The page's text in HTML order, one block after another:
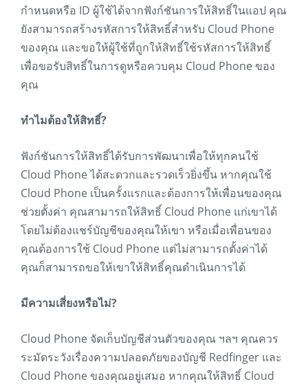
กำหนดหรือ ID ผู้ใช้ได้จากฟังก์ชันการให้สิทธิ์ในแอป คุณ
ยังสามารถสร้างรหัสการให้สิทธิ์สำหรับ Cloud Phone
ของคุณ และขอให้ผู้ใช้ที่ถูกให้สิทธิ์ใช้รหัสการให้สิทธิ์
เพื่อขอรับสิทธิ์ในการดูหรือควบคุม Cloud Phone ของ
คุณ
ทำไมต้องให้สิทธิ์?
ฟังก์ชันการให้สิทธิ์ได้รับการพัฒนาเพื่อให้ทุกคนใช้
Cloud Phone ได้สะดวกและรวดเร็วยิ่งขึ้น หากคุณใช้
Cloud Phone เป็นครั้งแรกและต้องการให้เพื่อนของคุณ
ช่วยตั้งค่า คุณสามารถให้สิทธิ์ Cloud Phone แก่เขาได้
โดยไม่ต้องแชร์บัญชีของคุณให้เขา หรือเมื่อเพื่อนของ
คุณต้องการใช้ Cloud Phone แต่ไม่สามารถตั้งค่าได้
คุณก็สามารถขอให้เขาให้สิทธิ์คุณดำเนินการได้
มีความเสี่ยงหรือไม่?
Cloud Phone จัดเก็บบัญชีส่วนตัวของคุณ ฯลฯ คุณควร
ระมัดระวังเรื่องความปลอดภัยของบัญชี Redfinger และ
Cloud Phone ของคุณอยู่เสมอ หากคุณให้สิทธิ์ Cloud